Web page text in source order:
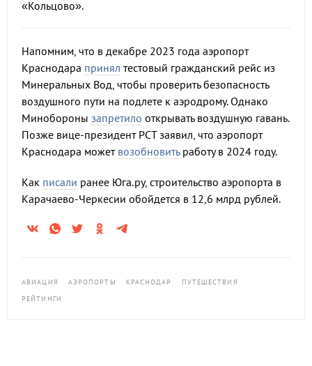
«Кольцово».
Напомним, что в декабре 2023 года аэропорт
Краснодара принял тестовый гражданский рейс из
Минеральных Вод, чтобы проверить безопасность
воздушного пути на подлете к аэродрому. Однако
Минобороны запретило открывать воздушную гавань.
Позже вице-президент РСТ заявил, что аэропорт
Краснодара может возобновитьработу в 2024 году.
Как писали ранее Юга.ру, строительство аэропорта в
Карачаево-Черкесии обойдется в 12,6 млрд рублей.
АВИАЦИЯ АЭРОПОРТЫ КРАСНОДАР
ПУТЕШЕСТВИЯ
РЕЙТИНГИ